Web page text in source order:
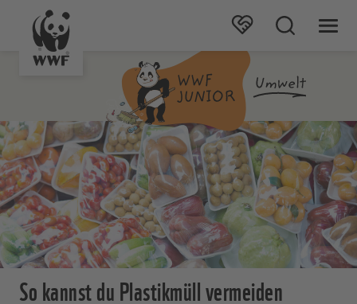
So kannst du Plastikmüll vermeiden